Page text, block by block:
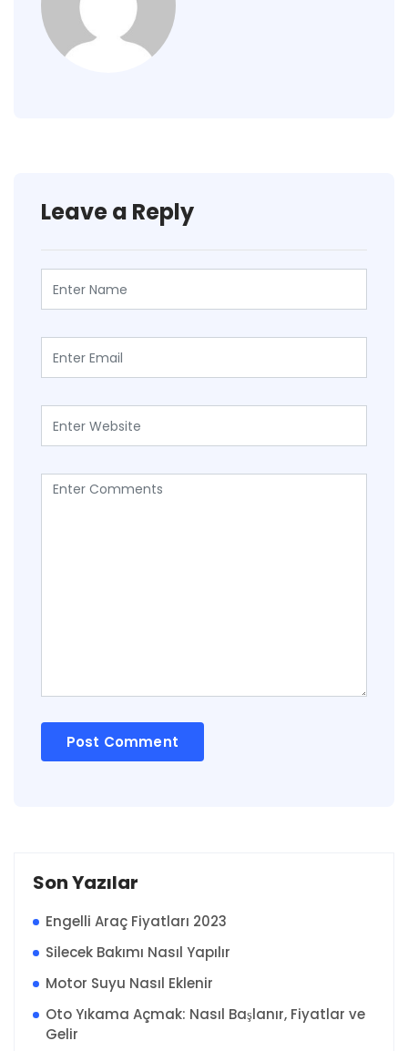
Leave a Reply
Son Yazılar
Engelli Araç Fiyatları 2023
Silecek Bakımı Nasıl Yapılır
Motor Suyu Nasıl Eklenir
Oto Yıkama Açmak: Nasıl Başlanır, Fiyatlar ve
Gelir